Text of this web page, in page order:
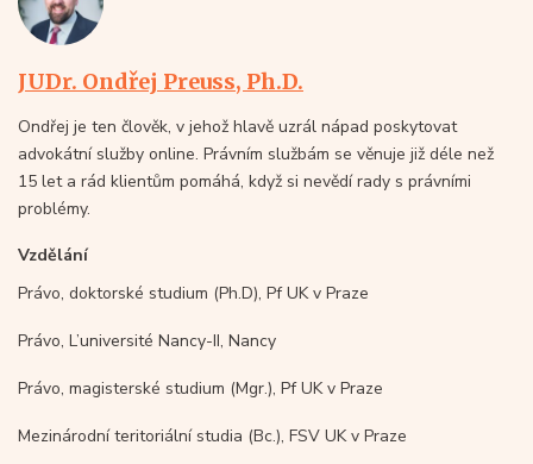
JUDr. Ondřej Preuss, Ph.D.
Ondřej je ten člověk, v jehož hlavě uzrál nápad poskytovat
advokátní služby online. Právním službám se věnuje již déle než
15 let a rád klientům pomáhá, když si nevědí rady s právními
problémy.
Vzdělání
Právo, doktorské studium (Ph.D), Pf UK v Praze
Právo, L’université Nancy-II, Nancy
Právo, magisterské studium (Mgr.), Pf UK v Praze
Mezinárodní teritoriální studia (Bc.), FSV UK v Praze